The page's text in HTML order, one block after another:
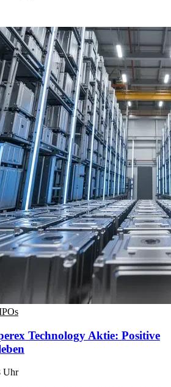
Technology Aktie: Positive
Uhr